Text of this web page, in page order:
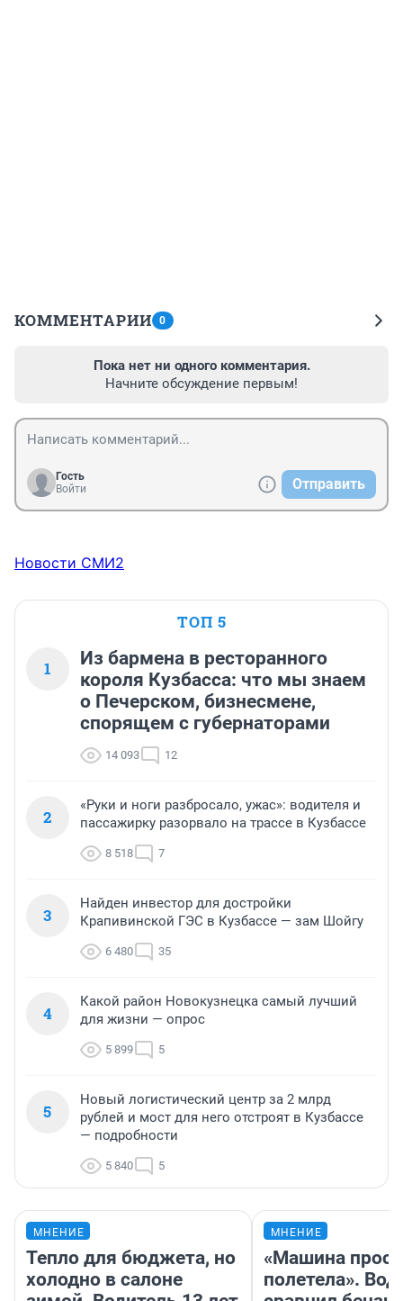
КОММЕНТАРИИ 0
Пока нет ни одного комментария.
Начните обсуждение первым!
Гость
Войти
Отправить
Новости СМИ2
ТОП 5
1
Из бармена в ресторанного
короля Кузбасса: что мы знаем
о Печерском, бизнесмене,
спорящем с губернаторами
14 093 12
2
«Руки и ноги разбросало, ужас»: водителя и
пассажирку разорвало на трассе в Кузбассе
8 518 7
3
Найден инвестор для достройки
Крапивинской ГЭС в Кузбассе — зам Шойгу
6 480 35
4
Какой район Новокузнецка самый лучший
для жизни — опрос
5 899 5
5
Новый логистический центр за 2 млрд
рублей и мост для него отстроят в Кузбассе
— подробности
5 840 5
МНЕНИЕ
Тепло для бюджета, но
холодно в салоне
МНЕНИЕ
«Машина
полетела».